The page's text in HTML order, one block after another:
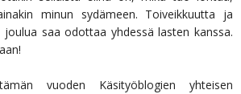
minun sydämeen. Toiveikkuutta ja
saa odottaa yhdessä lasten kanssa.
vuoden Käsityöblogien yhteisen